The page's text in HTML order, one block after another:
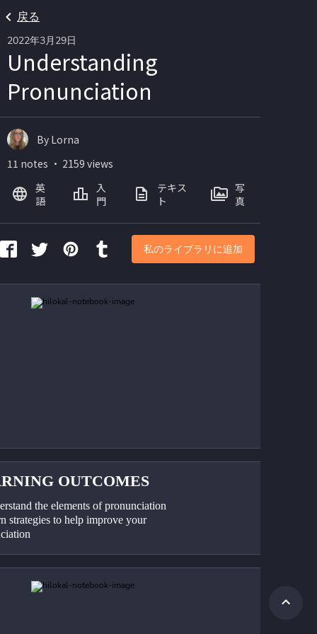
戻る
2022年3月29日
Understanding
Pronunciation
OUTCOMES
the elements of pronunciation
strategies to help improve your
By Lorna
11 notes ・ 2159 views
英
語
入
門
テキス
ト
写
真
私のライブラリに追加